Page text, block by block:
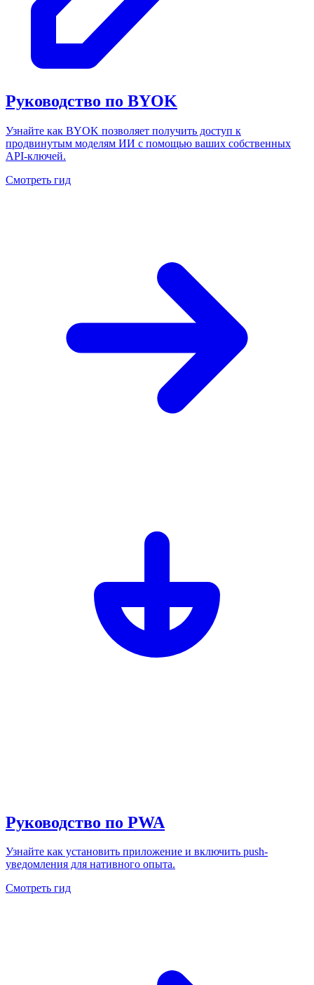
Руководство по BYOK
Узнайте как BYOK позволяет получить доступ к
продвинутым моделям ИИ с помощью ваших собственных
API-ключей.
Смотреть гид
Руководство по PWA
Узнайте как установить приложение и включить push-
уведомления для нативного опыта.
Смотреть гид